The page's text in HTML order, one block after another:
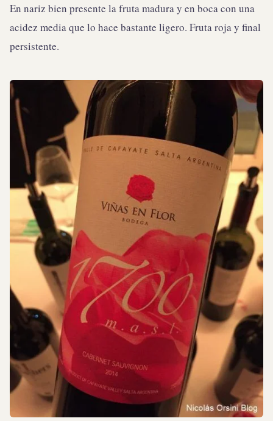
En nariz bien presente la fruta madura y en boca con una
acidez media que lo hace bastante ligero. Fruta roja y final
persistente.